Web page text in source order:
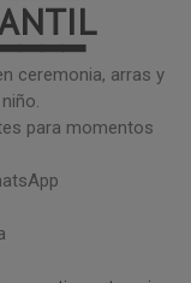
ceremonia, arras y
para momentos